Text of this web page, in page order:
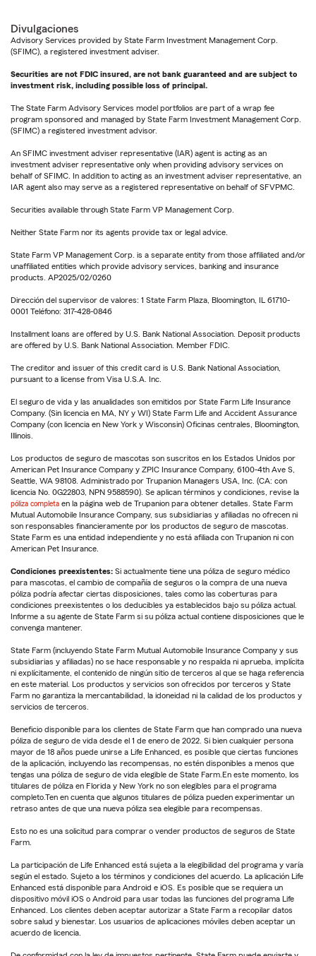
Divulgaciones
Advisory Services provided by State Farm Investment Management Corp.
(SFIMC), a registered investment adviser.
Securities are not FDIC insured, are not bank guaranteed and are subject to
investment risk, including possible loss of principal.
The State Farm Advisory Services model portfolios are part of a wrap fee
program sponsored and managed by State Farm Investment Management Corp.
(SFIMC) a registered investment advisor.
An SFIMC investment adviser representative (IAR) agent is acting as an
investment adviser representative only when providing advisory services on
behalf of SFIMC. In addition to acting as an investment adviser representative, an
IAR agent also may serve as a registered representative on behalf of SFVPMC.
Securities available through State Farm VP Management Corp.
Neither State Farm nor its agents provide tax or legal advice.
State Farm VP Management Corp. is a separate entity from those affiliated and/or
unaffiliated entities which provide advisory services, banking and insurance
products. AP2025/02/0260
Dirección del supervisor de valores: 1 State Farm Plaza, Bloomington, IL 61710-
0001 Teléfono: 317-428-0846
Installment loans are offered by U.S. Bank National Association. Deposit products
are offered by U.S. Bank National Association. Member FDIC.
The creditor and issuer of this credit card is U.S. Bank National Association,
pursuant to a license from Visa U.S.A. Inc.
El seguro de vida y las anualidades son emitidos por State Farm Life Insurance
Company. (Sin licencia en MA, NY y WI) State Farm Life and Accident Assurance
Company (con licencia en New York y Wisconsin) Oficinas centrales, Bloomington,
Illinois.
Los productos de seguro de mascotas son suscritos en los Estados Unidos por
American Pet Insurance Company y ZPIC Insurance Company, 6100-4th Ave S,
Seattle, WA 98108. Administrado por Trupanion Managers USA, Inc. (CA: con
licencia No. 0G22803, NPN 9588590). Se aplican términos y condiciones, revise la
póliza completa en la página web de Trupanion para obtener detalles. State Farm
Mutual Automobile Insurance Company, sus subsidiarias y afiliadas no ofrecen ni
son responsables financieramente por los productos de seguro de mascotas.
State Farm es una entidad independiente y no está afiliada con Trupanion ni con
American Pet Insurance.
Condiciones preexistentes: Si actualmente tiene una póliza de seguro médico
para mascotas, el cambio de compañía de seguros o la compra de una nueva
póliza podría afectar ciertas disposiciones, tales como las coberturas para
condiciones preexistentes o los deducibles ya establecidos bajo su póliza actual.
Informe a su agente de State Farm si su póliza actual contiene disposiciones que le
convenga mantener.
State Farm (incluyendo State Farm Mutual Automobile Insurance Company y sus
subsidiarias y afiliadas) no se hace responsable y no respalda ni aprueba, implícita
ni explícitamente, el contenido de ningún sitio de terceros al que se haga referencia
en este material. Los productos y servicios son ofrecidos por terceros y State
Farm no garantiza la mercantabilidad, la idoneidad ni la calidad de los productos y
servicios de terceros.
Beneficio disponible para los clientes de State Farm que han comprado una nueva
póliza de seguro de vida desde el 1 de enero de 2022. Si bien cualquier persona
mayor de 18 años puede unirse a Life Enhanced, es posible que ciertas funciones
de la aplicación, incluyendo las recompensas, no estén disponibles a menos que
tengas una póliza de seguro de vida elegible de State Farm.En este momento, los
titulares de póliza en Florida y New York no son elegibles para el programa
completo.Ten en cuenta que algunos titulares de póliza pueden experimentar un
retraso antes de que una nueva póliza sea elegible para recompensas.
Esto no es una solicitud para comprar o vender productos de seguros de State
Farm.
La participación de Life Enhanced está sujeta a la elegibilidad del programa y varía
según el estado. Sujeto a los términos y condiciones del acuerdo. La aplicación Life
Enhanced está disponible para Android e iOS. Es posible que se requiera un
dispositivo móvil iOS o Android para usar todas las funciones del programa Life
Enhanced. Los clientes deben aceptar autorizar a State Farm a recopilar datos
sobre salud y bienestar. Los usuarios de aplicaciones móviles deben aceptar un
acuerdo de licencia.